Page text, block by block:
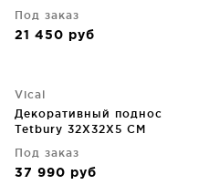
Под заказ
21 450 руб
Vical
Декоративный поднос
Tetbury 32X32X5 CM
Под заказ
37 990 руб